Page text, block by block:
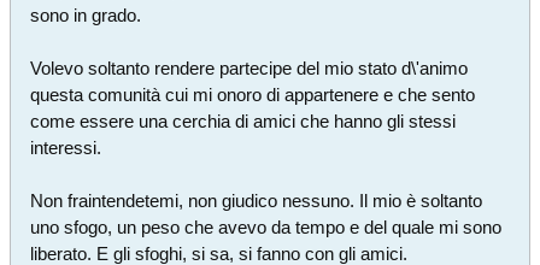
sono in grado.
Volevo soltanto rendere partecipe del mio stato d\'animo
questa comunità cui mi onoro di appartenere e che sento
come essere una cerchia di amici che hanno gli stessi
interessi.
Non fraintendetemi, non giudico nessuno. Il mio è soltanto
uno sfogo, un peso che avevo da tempo e del quale mi sono
liberato. E gli sfoghi, si sa, si fanno con gli amici.